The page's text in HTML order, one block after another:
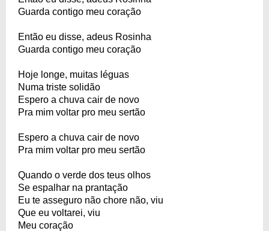
Guarda contigo meu coração
Então eu disse, adeus Rosinha
Guarda contigo meu coração
Hoje longe, muitas léguas
Numa triste solidão
Espero a chuva cair de novo
Pra mim voltar pro meu sertão
Espero a chuva cair de novo
Pra mim voltar pro meu sertão
Quando o verde dos teus olhos
Se espalhar na prantação
Eu te asseguro não chore não, viu
Que eu voltarei, viu
Meu coração